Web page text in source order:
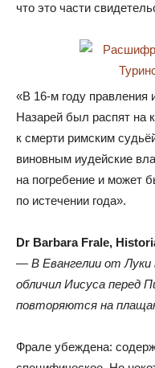
что это части
«В 16-м году правления
Назарей был распят на
к смерти римским
виновным иудейские
на погребение и может
по истечении года».
Dr Barbara Frale,
— В Евангелии от Луки
обличил Иисуса перед
повторяются на
Фрале убеждена: